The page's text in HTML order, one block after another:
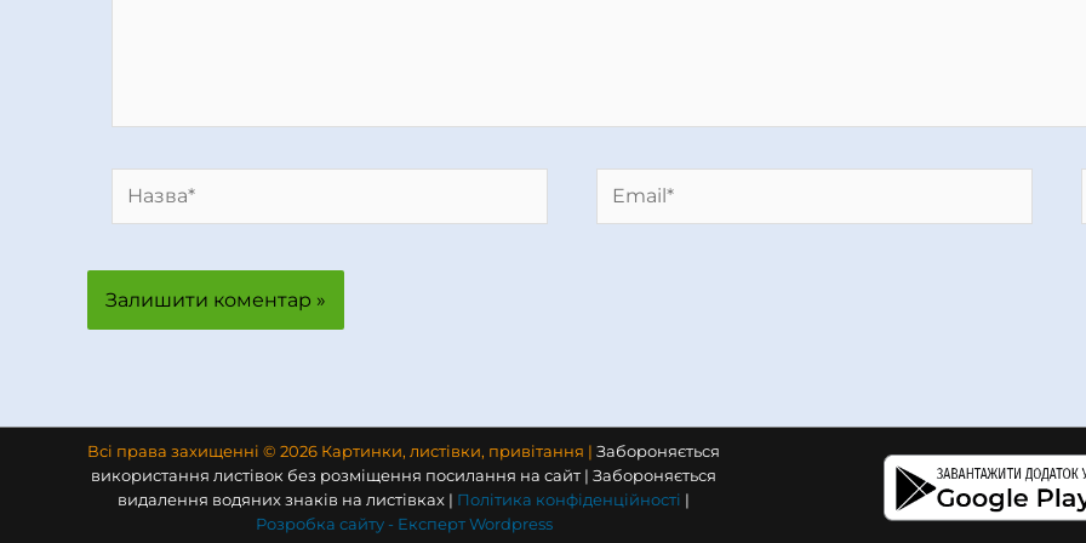
Всі права захищенні © 2026 Картинки, листівки, привітання | Забороняється
використання листівок без розміщення посилання на сайт | Забороняється
видалення водяних знаків на листівках | Політика конфіденційності |
Розробка сайту - Експерт Wordpress